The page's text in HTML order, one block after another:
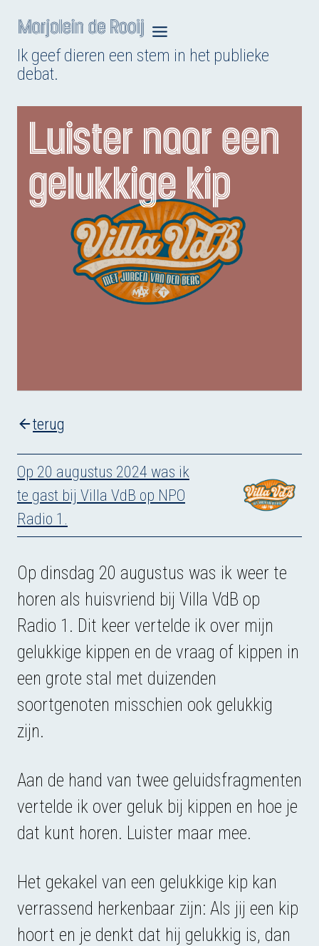
naar
inhoud
Ik geef dieren een stem in het publieke
debat.
Luister naar een
gelukkige kip
terug
Op 20 augustus 2024 was ik
te gast bij Villa VdB op NPO
Radio 1.
Op dinsdag 20 augustus was ik weer te
horen als huisvriend bij Villa VdB op
Radio 1. Dit keer vertelde ik over mijn
gelukkige kippen en de vraag of kippen in
een grote stal met duizenden
soortgenoten misschien ook gelukkig
zijn.
Aan de hand van twee geluidsfragmenten
vertelde ik over geluk bij kippen en hoe je
dat kunt horen. Luister maar mee.
Het gekakel van een gelukkige kip kan
verrassend herkenbaar zijn: Als jij een kip
hoort en je denkt dat hij gelukkig is, dan